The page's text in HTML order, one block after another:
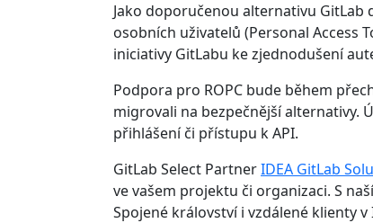
Jako doporučenou alternativu
osobních uživatelů (Personal Access
iniciativy GitLabu ke zjednodušení
Podpora pro ROPC bude během
migrovali na bezpečnější alternativy.
přihlášení či přístupu k API.
GitLab Select PartnerIDEA GitLab
ve vašem projektu či organizaci. S
Spojené království i vzdálené klienty v